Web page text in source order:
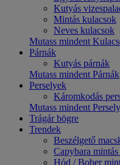
Kutyás
Mintás kulacsok
Neves kulacsok
Mutass mindent
Párnák
Kutyás párnák
Mutass mindent Párnák
Perselyek
Káromkodás
Mutass mindent
Trágár bögre
Trendek
Beszélgető
Capybara
Hód / Bober